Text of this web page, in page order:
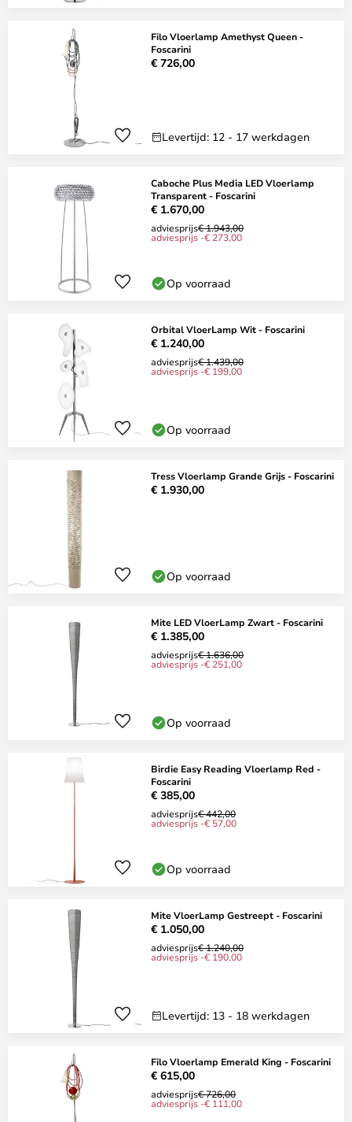
Filo Vloerlamp Amethyst Queen -
Foscarini
€ 726,00
Levertijd: 12 - 17 werkdagen
Caboche Plus Media LED Vloerlamp
Transparent - Foscarini
€ 1.670,00
adviesprijs€ 1.943,00
adviesprijs -€ 273,00
Op voorraad
Orbital VloerLamp Wit - Foscarini
€ 1.240,00
adviesprijs€ 1.439,00
adviesprijs -€ 199,00
Op voorraad
Tress Vloerlamp Grande Grijs - Foscarini
€ 1.930,00
Op voorraad
Mite LED VloerLamp Zwart - Foscarini
€ 1.385,00
adviesprijs€ 1.636,00
adviesprijs -€ 251,00
Op voorraad
Birdie Easy Reading Vloerlamp Red -
Foscarini
€ 385,00
adviesprijs€ 442,00
adviesprijs -€ 57,00
Op voorraad
Mite VloerLamp Gestreept - Foscarini
€ 1.050,00
adviesprijs€ 1.240,00
adviesprijs -€ 190,00
Levertijd: 13 - 18 werkdagen
Filo Vloerlamp Emerald King - Foscarini
€ 615,00
adviesprijs€ 726,00
adviesprijs -€ 111,00